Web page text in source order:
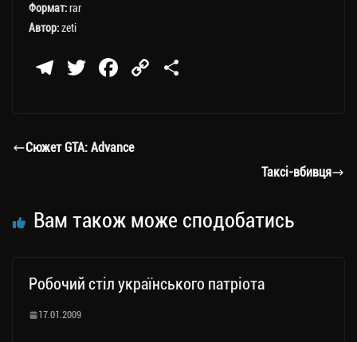
Формат:rar
Автор:zeti
Te
a
T
er
Fa
ok
C
Сюжет GTA: Advance
Таксі-вбивця
Вам також може сподобатись
Робочий стіл українського патріота
17.01.2009